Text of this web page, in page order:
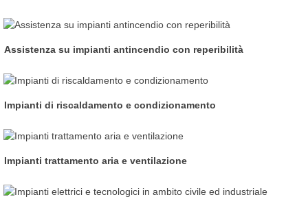
Assistenza su impianti antincendio con reperibilità
Impianti di riscaldamento e condizionamento
Impianti trattamento aria e ventilazione